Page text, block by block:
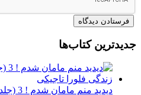
جدیدترین کتاب‌ها
دیدید